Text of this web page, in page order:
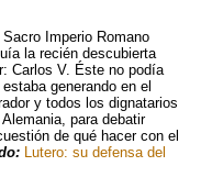
Imperio Romano
la recién descubierta
Carlos V. Éste no podía
generando en el
y todos los dignatarios
para debatir
de qué hacer con el
Lutero: su defensa del